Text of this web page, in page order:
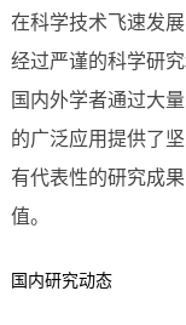
在科学技术飞速发
经过严谨的科学研
国内外学者通过大
的广泛应用提供了
有代表性的研究成
值。
国内研究动态